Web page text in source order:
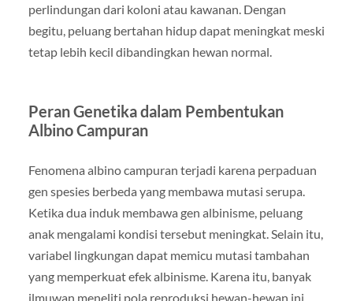
perlindungan dari koloni atau kawanan. Dengan
begitu, peluang bertahan hidup dapat meningkat meski
tetap lebih kecil dibandingkan hewan normal.
Peran Genetika dalam Pembentukan
Albino Campuran
Fenomena albino campuran terjadi karena perpaduan
gen spesies berbeda yang membawa mutasi serupa.
Ketika dua induk membawa gen albinisme, peluang
anak mengalami kondisi tersebut meningkat. Selain itu,
variabel lingkungan dapat memicu mutasi tambahan
yang memperkuat efek albinisme. Karena itu, banyak
ilmuwan meneliti pola reproduksi hewan-hewan ini